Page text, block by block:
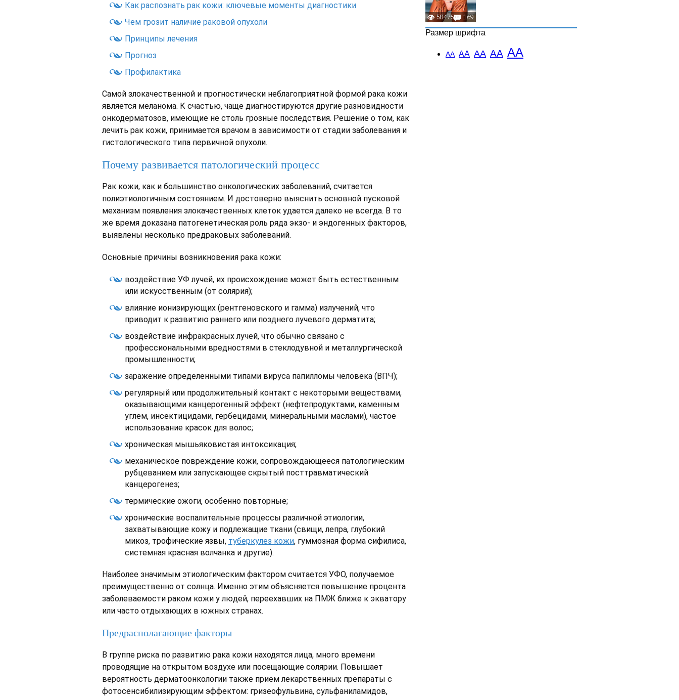
Как распознать рак кожи: ключевые моменты диагностики
Чем грозит наличие раковой опухоли
Принципы лечения
Прогноз
Профилактика
Самой злокачественной и прогностически неблагоприятной формой рака кожи
является меланома. К счастью, чаще диагностируются другие разновидности
онкодерматозов, имеющие не столь грозные последствия. Решение о том, как
лечить рак кожи, принимается врачом в зависимости от стадии заболевания и
гистологического типа первичной опухоли.
Почему развивается патологический процесс
Рак кожи, как и большинство онкологических заболеваний, считается
полиэтиологичным состоянием. И достоверно выяснить основной пусковой
механизм появления злокачественных клеток удается далеко не всегда. В то
же время доказана патогенетическая роль ряда экзо- и эндогенных факторов,
выявлены несколько предраковых заболеваний.
Основные причины возникновения рака кожи:
воздействие УФ лучей, их происхождение может быть естественным
или искусственным (от солярия);
влияние ионизирующих (рентгеновского и гамма) излучений, что
приводит к развитию раннего или позднего лучевого дерматита;
воздействие инфракрасных лучей, что обычно связано с
профессиональными вредностями в стеклодувной и металлургической
промышленности;
заражение определенными типами вируса папилломы человека (ВПЧ);
регулярный или продолжительный контакт с некоторыми веществами,
оказывающими канцерогенный эффект (нефтепродуктами, каменным
углем, инсектицидами, гербецидами, минеральными маслами), частое
использование красок для волос;
хроническая мышьяковистая интоксикация;
механическое повреждение кожи, сопровождающееся патологическим
рубцеванием или запускающее скрытый посттравматический
канцерогенез;
термические ожоги, особенно повторные;
хронические воспалительные процессы различной этиологии,
захватывающие кожу и подлежащие ткани (свищи, лепра, глубокий
микоз, трофические язвы, туберкулез кожи, гуммозная форма сифилиса,
системная красная волчанка и другие).
Наиболее значимым этиологическим фактором считается УФО, получаемое
преимущественно от солнца. Именно этим объясняется повышение процента
заболеваемости раком кожи у людей, переехавших на ПМЖ ближе к экватору
или часто отдыхающих в южных странах.
Предрасполагающие факторы
В группе риска по развитию рака кожи находятся лица, много времени
проводящие на открытом воздухе или посещающие солярии. Повышает
вероятность дерматоонкологии также прием лекарственных препараты с
фотосенсибилизирующим эффектом: гризеофульвина, сульфаниламидов,
58475 169
Размер шрифта
АА АА АА АА АА